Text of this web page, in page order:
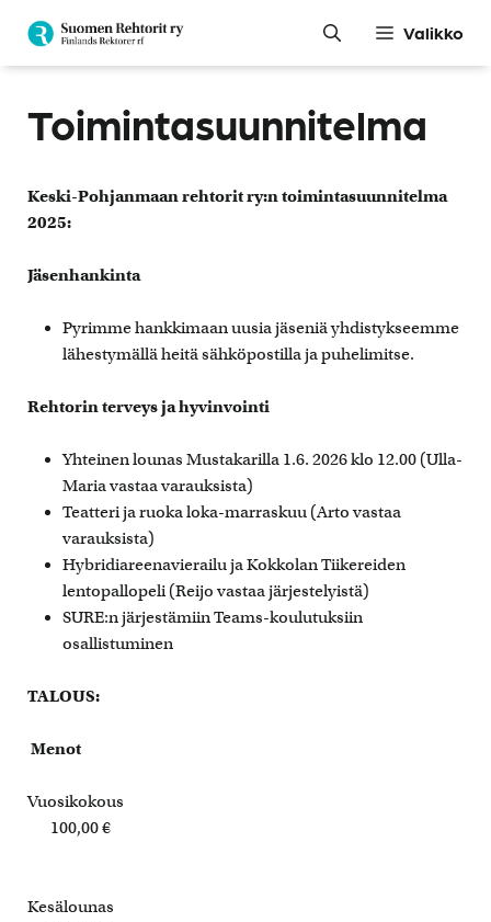
sisältöön
Valikko
Toimintasuunnitelma
Keski-Pohjanmaan rehtorit ry:n toimintasuunnitelma
2025:
Jäsenhankinta
Pyrimme hankkimaan uusia jäseniä yhdistykseemme
lähestymällä heitä sähköpostilla ja puhelimitse.
Rehtorin terveys ja hyvinvointi
Yhteinen lounas Mustakarilla 1.6. 2026 klo 12.00 (Ulla-
Maria vastaa varauksista)
Teatteri ja ruoka loka-marraskuu (Arto vastaa
varauksista)
Hybridiareenavierailu ja Kokkolan Tiikereiden
lentopallopeli (Reijo vastaa järjestelyistä)
SURE:n järjestämiin Teams-koulutuksiin
osallistuminen
TALOUS:
Menot
Vuosikokous
100,00 €
Kesälounas